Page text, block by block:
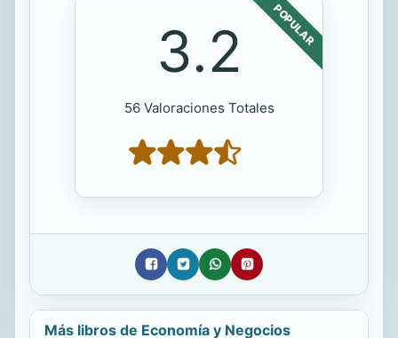
POPULAR
3.2
56 Valoraciones Totales
Más libros de Economía y Negocios